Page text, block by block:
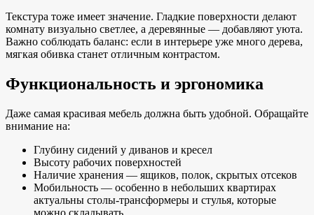
Текстура тоже имеет значение. Гладкие поверхности делают
комнату визуально светлее, а деревянные — добавляют уюта.
Важно соблюдать баланс: если в интерьере уже много дерева,
мягкая обивка станет отличным контрастом.
Функциональность и эргономика
Даже самая красивая мебель должна быть удобной. Обращайте
внимание на:
Глубину сидений у диванов и кресел
Высоту рабочих поверхностей
Наличие хранения — ящиков, полок, скрытых отсеков
Мобильность — особенно в небольших квартирах
актуальны столы-трансформеры и стулья, которые